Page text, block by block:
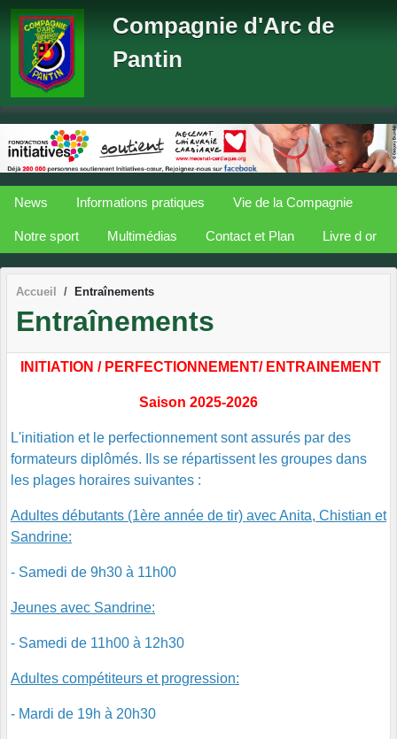
Compagnie d'Arc de
Pantin
News Informations pratiques Vie de la Compagnie
Notre sport Multimédias Contact et Plan Livre d or
Accueil Entraînements
Entraînements
INITIATION / PERFECTIONNEMENT/ ENTRAINEMENT
Saison 2025-2026
L'initiation et le perfectionnement sont assurés par des
formateurs diplômés. Ils se répartissent les groupes dans
les plages horaires suivantes :
Adultes débutants (1ère année de tir) avec Anita, Chistian et
Sandrine:
- Samedi de 9h30 à 11h00
Jeunes avec Sandrine:
- Samedi de 11h00 à 12h30
Adultes compétiteurs et progression:
- Mardi de 19h à 20h30
Panneau de gestion des cookies